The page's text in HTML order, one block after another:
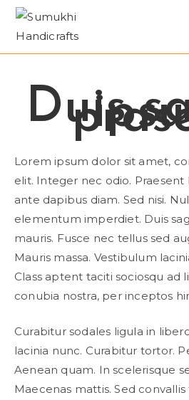
Duis
Lorem ipsum dolor sit amet,
elit. Integer nec odio. Praesent
ante dapibus diam. Sed nisi.
elementum imperdiet. Duis
mauris. Fusce nec tellus sed
Mauris massa. Vestibulum
Class aptent taciti sociosqu ad
conubia nostra, per inceptos
Curabitur sodales ligula in
lacinia nunc. Curabitur tortor.
Aenean quam. In scelerisque
Maecenas mattis. Sed